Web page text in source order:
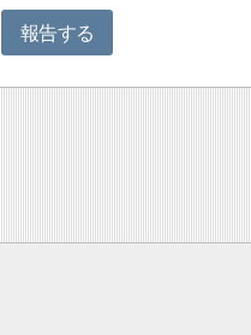
報告する